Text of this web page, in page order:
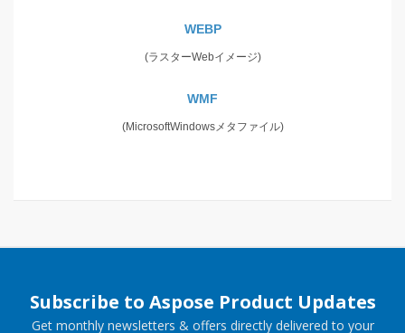
WEBP
(ラスターWebイメージ)
WMF
(MicrosoftWindowsメタファイル)
Subscribe to Aspose Product Updates
Get monthly newsletters & offers directly delivered to your